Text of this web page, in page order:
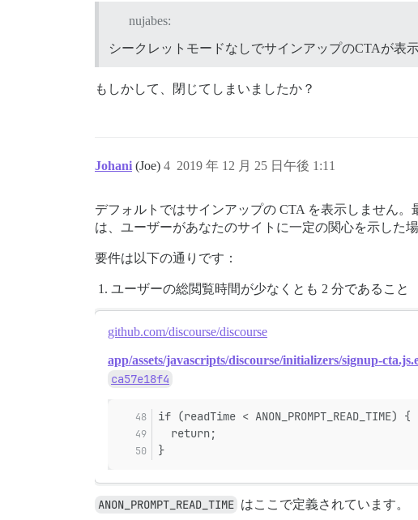
nujabes:
シークレットモードなしでサインアップのCTAが表
もしかして、閉じてしまいましたか？
Johani (Joe) 2019 年 12 月 25 日午後 1:11
4
デフォルトではサインアップの CTA を表示しません
は、ユーザーがあなたのサイトに一定の関心を示した
要件は以下の通りです：
ユーザーの総閲覧時間が少なくとも 2 分であること
github.com/discourse/discourse
app/assets/javascripts/discourse/initializers/signup-
ca57e18f4
if (readTime < ANON_PROMPT_READ_TIME) {
  return;
}
ANON_PROMPT_READ_TIME はここで定義されています。